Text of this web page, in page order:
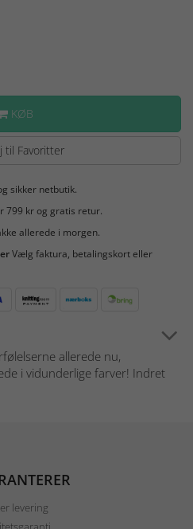
KØB
til Favoritter
sikker netbutik.
799 kr og gratis retur.
allerede i morgen.
Vælg faktura, betalingskort eller
allerede nu,
i vidunderlige farver! Indret
levering